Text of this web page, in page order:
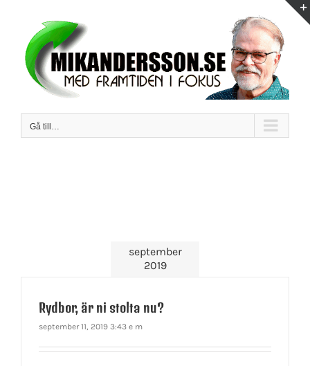
innehållet
Gå till…
september
2019
Rydbor, är ni stolta nu?
september 11, 2019 3:43 e m